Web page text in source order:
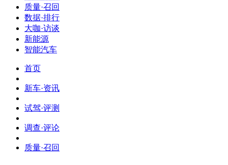
质量·召回
数据·排行
大咖·访谈
新能源
智能汽车
首页
新车·资讯
试驾·评测
调查·评论
质量·召回